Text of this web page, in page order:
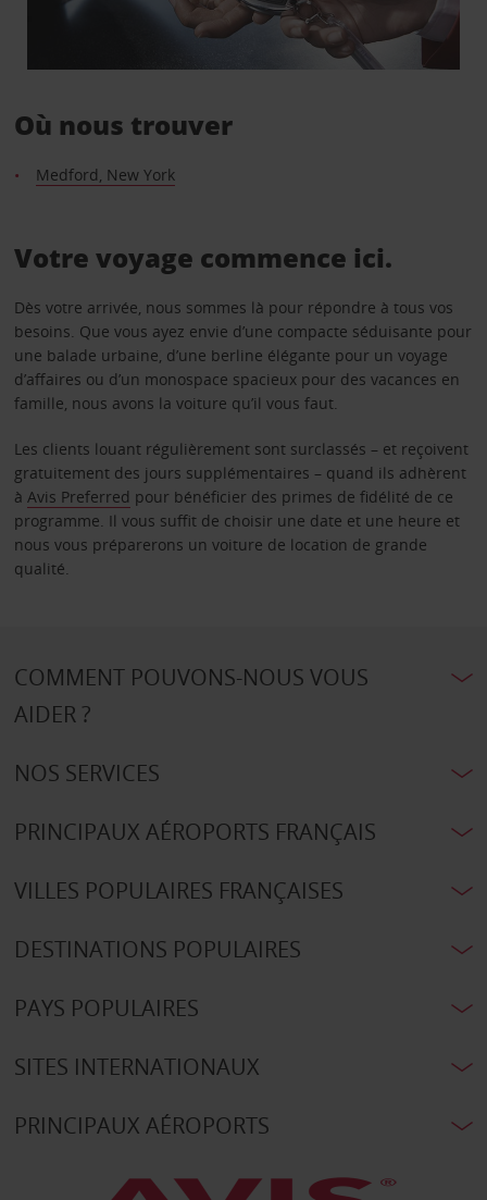
Où nous trouver
Medford, New York
Votre voyage commence ici.
Dès votre arrivée, nous sommes là pour répondre à tous vos
besoins. Que vous ayez envie d’une compacte séduisante pour
une balade urbaine, d’une berline élégante pour un voyage
d’affaires ou d’un monospace spacieux pour des vacances en
famille, nous avons la voiture qu’il vous faut.
Les clients louant régulièrement sont surclassés – et reçoivent
gratuitement des jours supplémentaires – quand ils adhèrent
à Avis Preferred pour bénéficier des primes de fidélité de ce
programme. Il vous suffit de choisir une date et une heure et
nous vous préparerons un voiture de location de grande
qualité.
COMMENT POUVONS-NOUS VOUS
AIDER ?
NOS SERVICES
PRINCIPAUX AÉROPORTS FRANÇAIS
VILLES POPULAIRES FRANÇAISES
DESTINATIONS POPULAIRES
PAYS POPULAIRES
SITES INTERNATIONAUX
PRINCIPAUX AÉROPORTS